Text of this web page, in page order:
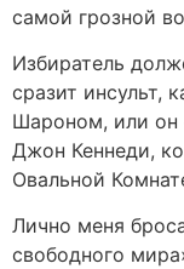
самой грозной
Избиратель
сразит инсульт,
Шароном, или он
Джон Кеннеди,
Овальной
Лично меня
свободного